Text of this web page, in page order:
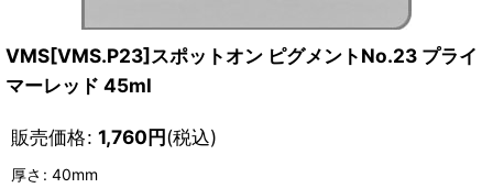
VMS[VMS.P23]スポットオン ピグメントNo.23 プライ
マーレッド 45ml
販売価格: 1,760円(税込)
厚さ : 40mm